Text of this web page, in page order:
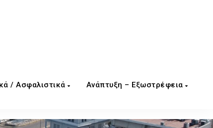
/ Ασφαλιστικά Ανάπτυξη – Εξωστρέφεια